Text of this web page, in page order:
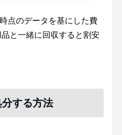
点のデータを基にした費
と一緒に回収すると割安
する方法